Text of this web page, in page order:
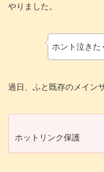
やりました。
ホント泣きた
過日、ふと既存のメイン
ホットリンク保護